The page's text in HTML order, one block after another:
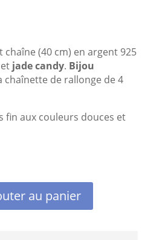
chaîne (40 cm) en argent 925
jade candy. Bijou
chaînette de rallonge de 4
fin aux couleurs douces et
au panier